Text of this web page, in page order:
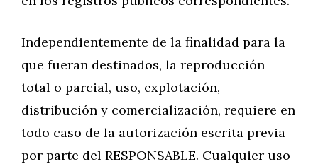
Independientemente de la finalidad para la
que fueran destinados, la reproducción
total o parcial, uso, explotación,
distribución y comercialización, requiere en
todo caso de la autorización escrita previa
por parte del RESPONSABLE. Cualquier uso